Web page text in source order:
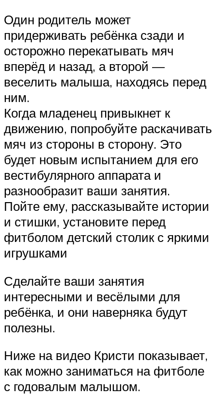
Один родитель может
придерживать ребёнка сзади и
осторожно перекатывать мяч
вперёд и назад, а второй —
веселить малыша, находясь перед
ним.
Когда младенец привыкнет к
движению, попробуйте раскачивать
мяч из стороны в сторону. Это
будет новым испытанием для его
вестибулярного аппарата и
разнообразит ваши занятия.
Пойте ему, рассказывайте истории
и стишки, установите перед
фитболом детский столик с яркими
игрушками
Сделайте ваши занятия
интересными и весёлыми для
ребёнка, и они наверняка будут
полезны.
Ниже на видео Кристи показывает,
как можно заниматься на фитболе
с годовалым малышом.